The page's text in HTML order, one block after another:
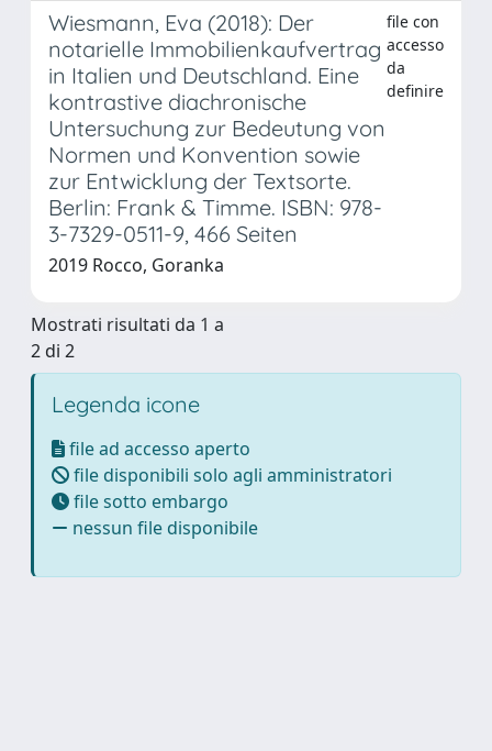
Wiesmann, Eva (2018): Der
notarielle Immobilienkaufvertrag
in Italien und Deutschland. Eine
kontrastive diachronische
Untersuchung zur Bedeutung von
Normen und Konvention sowie
zur Entwicklung der Textsorte.
Berlin: Frank & Timme. ISBN: 978-
3-7329-0511-9, 466 Seiten
file con
accesso
da
definire
2019 Rocco, Goranka
Mostrati risultati da 1 a
2 di 2
Legenda icone
file ad accesso aperto
file disponibili solo agli amministratori
file sotto embargo
nessun file disponibile